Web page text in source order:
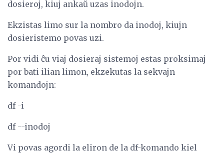
dosieroj, kiuj ankaŭ uzas inodojn.
Ekzistas limo sur la nombro da inodoj, kiujn
dosieristemo povas uzi.
Por vidi ĉu viaj dosieraj sistemoj estas proksimaj
por bati ilian limon, ekzekutas la sekvajn
komandojn:
df -i
df --inodoj
Vi povas agordi la eliron de la df-komando kiel